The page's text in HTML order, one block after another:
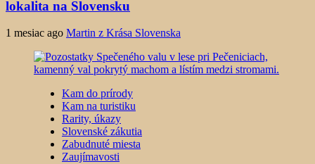
lokalita na Slovensku
1 mesiac ago Martin z Krása Slovenska
Kam do prírody
Kam na turistiku
Rarity, úkazy
Slovenské zákutia
Zabudnuté miesta
Zaujímavosti